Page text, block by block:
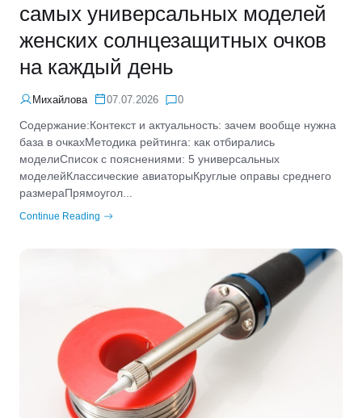
самых универсальных моделей
женских солнцезащитных очков
на каждый день
Михайлова 07.07.2026 0
Содержание:Контекст и актуальность: зачем вообще нужна
база в очкахМетодика рейтинга: как отбирались
моделиСписок с пояснениями: 5 универсальных
моделейКлассические авиаторыКруглые оправы среднего
размераПрямоугол...
Continue Reading